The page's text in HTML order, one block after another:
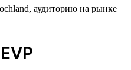
аудиторию на рынке